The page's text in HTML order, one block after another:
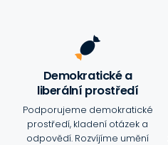
Demokratické a
liberální prostředí
Podporujeme demokratické
prostředí, kladení otázek a
odpovědí. Rozvíjíme umění